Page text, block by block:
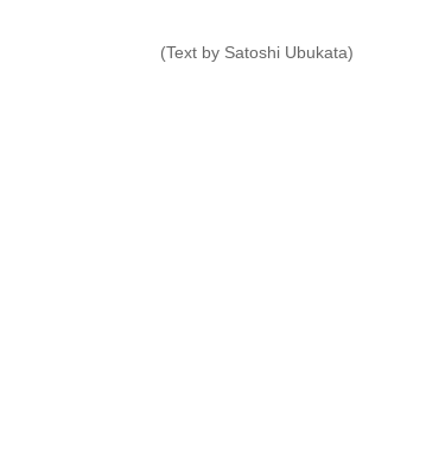
(Text by Satoshi Ubukata)